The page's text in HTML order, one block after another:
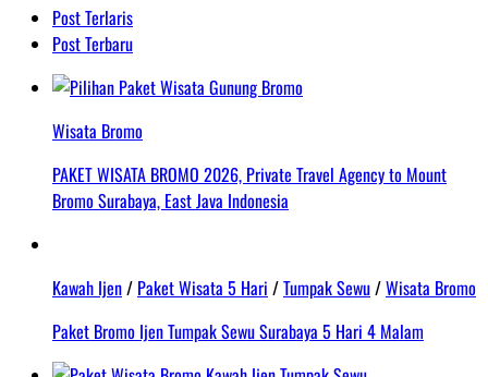
Post Terlaris
Post Terbaru
Wisata Bromo
PAKET WISATA BROMO 2026, Private Travel Agency to Mount
Bromo Surabaya, East Java Indonesia
Kawah Ijen/ Paket Wisata 5 Hari /Tumpak Sewu/Wisata Bromo
Paket Bromo Ijen Tumpak Sewu Surabaya 5 Hari 4 Malam